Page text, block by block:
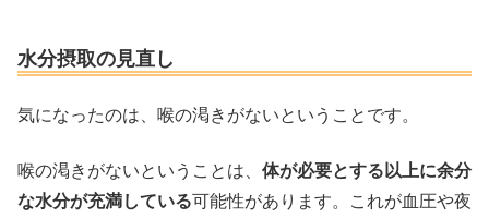
水分摂取の見直し
気になったのは、喉の渇きがないということです。
喉の渇きがないということは、 体が必要とする以上に余分
な水分が充満している可能性があります。これが血圧や夜